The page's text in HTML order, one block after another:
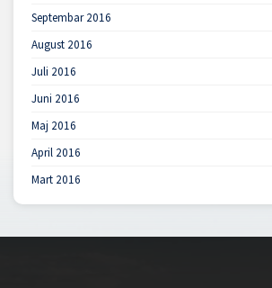
Septembar 2016
August 2016
Juli 2016
Juni 2016
Maj 2016
April 2016
Mart 2016